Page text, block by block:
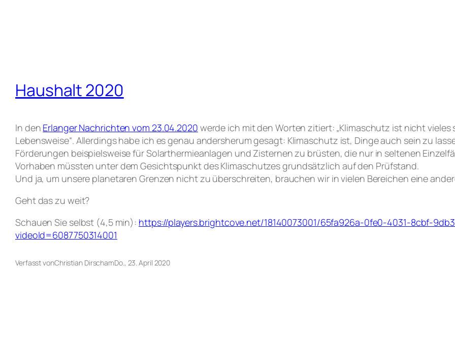
Haushalt 2020
In den Erlanger Nachrichten vom 23.04.2020 werde ich mit den Worten zitiert: „Klimaschutz ist nicht
Lebensweise“. Allerdings habe ich es genau andersherum gesagt: Klimaschutz ist, Dinge auch sein zu
Förderungen beispielsweise für Solarthermieanlagen und Zisternen zu brüsten, die nur in seltenen
Vorhaben müssten unter dem Gesichtspunkt des Klimaschutzes grundsätzlich auf den Prüfstand.
Und ja, um unsere planetaren Grenzen nicht zu überschreiten, brauchen wir in vielen Bereichen eine
Geht das zu weit?
Schauen Sie selbst (4,5 min): https://players.brightcove.net/18140073001/65fa926a-0fe0-4031-8cbf-
videoId=6087750314001
Verfasst vonChristian DirschamDo., 23. April 2020